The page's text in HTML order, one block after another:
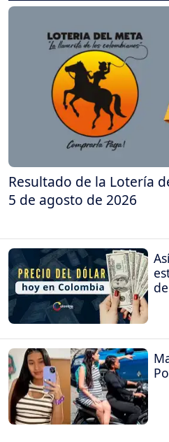
Resultado de la Lotería
5 de agosto de 2026